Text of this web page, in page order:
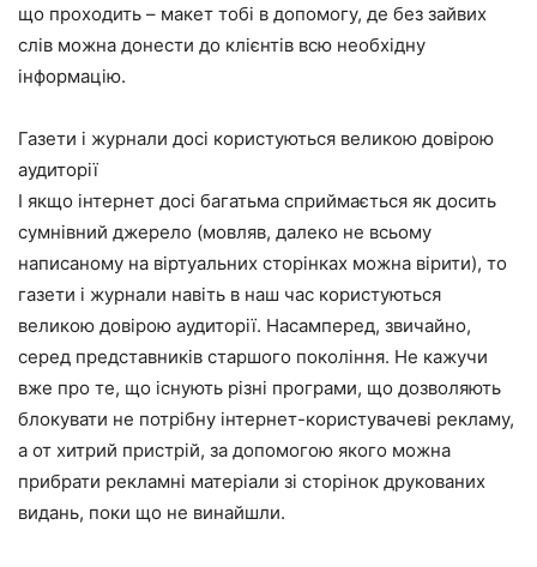
що проходить – макет тобі в допомогу, де без зайвих
слів можна донести до клієнтів всю необхідну
інформацію.
Газети і журнали досі користуються великою довірою
аудиторії
І якщо інтернет досі багатьма сприймається як досить
сумнівний джерело (мовляв, далеко не всьому
написаному на віртуальних сторінках можна вірити), то
газети і журнали навіть в наш час користуються
великою довірою аудиторії. Насамперед, звичайно,
серед представників старшого покоління. Не кажучи
вже про те, що існують різні програми, що дозволяють
блокувати не потрібну інтернет-користувачеві рекламу,
а от хитрий пристрій, за допомогою якого можна
прибрати рекламні матеріали зі сторінок друкованих
видань, поки що не винайшли.